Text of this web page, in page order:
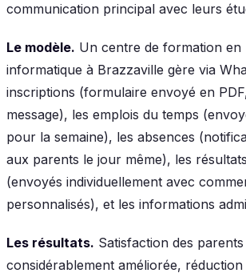
communication principal avec leurs
Le modèle. Un centre de formation en
informatique à Brazzaville gère via
inscriptions (formulaire envoyé en
message), les emplois du temps
pour la semaine), les absences
aux parents le jour même), les
(envoyés individuellement avec
personnalisés), et les informations
Les résultats. Satisfaction des parents
considérablement améliorée, réduction